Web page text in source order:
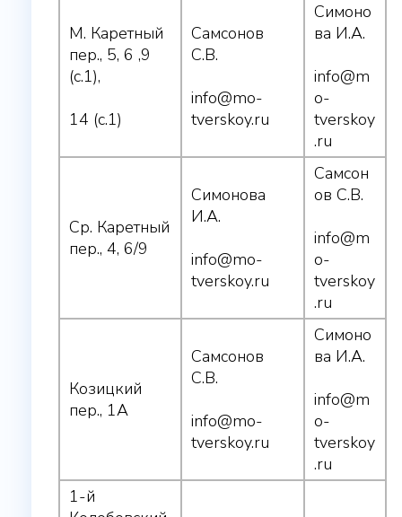
М. Каретный
пер., 5, 6 ,9
(с.1),
14 (с.1)
Самсонов
С.В.
info@mo-
tverskoy.ru
Симоно
ва И.А.
info@m
o-
tverskoy
.ru
Ср. Каретный
пер., 4, 6/9
Симонова
И.А.
info@mo-
tverskoy.ru
Самсон
ов С.В.
info@m
o-
tverskoy
.ru
Козицкий
пер., 1А
Самсонов
С.В.
info@mo-
tverskoy.ru
Симоно
ва И.А.
info@m
o-
tverskoy
.ru
1-й